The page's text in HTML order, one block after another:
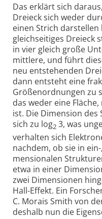
Das erklärt sich
Dreieck sich weder
einen Strich
gleich­seitiges Dreieck
in vier gleich große
mittlere, und führt
neu ent­stehenden
dann entsteht eine
Größen­ordnungen zu
das weder eine
ist. Die Dimension
sich zu log2 3, was
verhalten sich
nachdem, ob sie in
mensionalen
etwa in einer
zwei Dimen­sionen
Hall-Effekt. Ein
C. Morais Smith von
deshalb nun die